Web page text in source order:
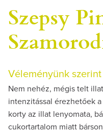
Szepsy
Véleményünk szerint
Nem nehéz, mégis telt
intenzitással érezhetőek
korty az illat lenyomata,
cukortartalom miatt